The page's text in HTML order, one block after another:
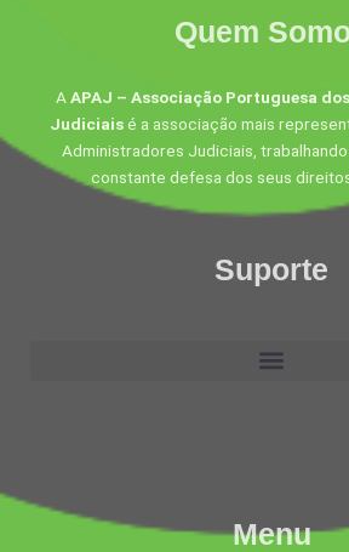
Quem
AAPAJ – Associação Portuguesa
Judiciaisé a associação mais
Administradores Judiciais,
constante defesa dos seus
Suporte
Menu